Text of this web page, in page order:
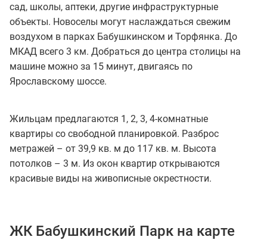
сад, школы, аптеки, другие инфраструктурные
объекты. Новоселы могут наслаждаться свежим
воздухом в парках Бабушкинском и Торфянка. До
МКАД всего 3 км. Добраться до центра столицы на
машине можно за 15 минут, двигаясь по
Ярославскому шоссе.
Жильцам предлагаются 1, 2, 3, 4-комнатные
квартиры со свободной планировкой. Разброс
метражей – от 39,9 кв. м до 117 кв. м. Высота
потолков – 3 м. Из окон квартир открываются
красивые виды на живописные окрестности.
ЖК Бабушкинский Парк на карте